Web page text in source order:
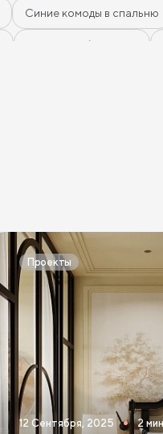
Синие комоды в спальню
Комоды Дуб Сонома
Проекты
12 Сентября, 2025 2